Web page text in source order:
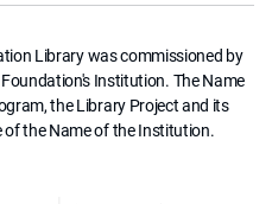
Library was commissioned by
Institution. The Name
the Library Project and its
the Name of the Institution.